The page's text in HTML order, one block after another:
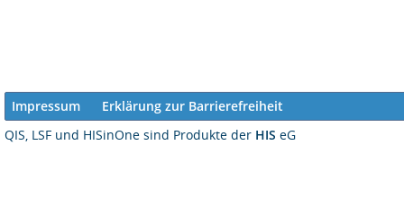
Impressum
Erklärung zur Barrierefreiheit
QIS, LSF und HISinOne sind Produkte der HIS eG